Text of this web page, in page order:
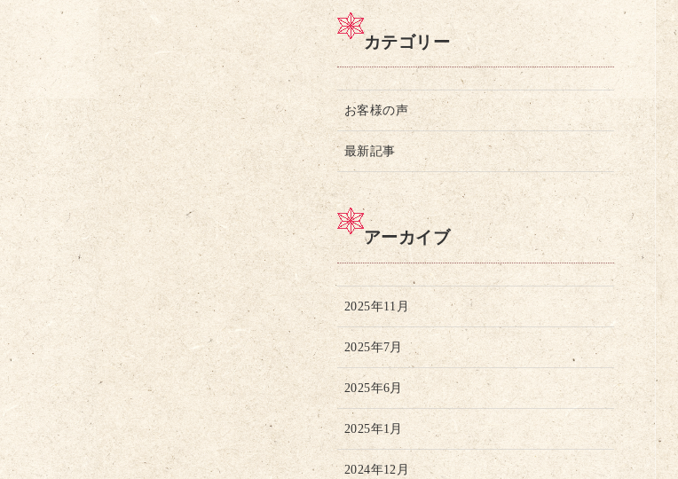
カテゴリー
お客様の声
最新記事
アーカイブ
2025年11月
2025年7月
2025年6月
2025年1月
2024年12月